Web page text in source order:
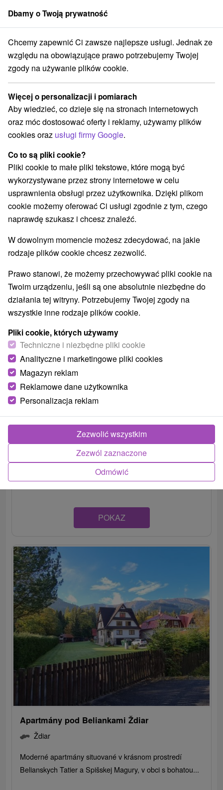
członek grupySorger
Apartmány Východné Slovensko Prešovský kraj Ždiar
Apartmány Ždiar
Kategorie
Wszystkie kategorie
Hotele na Slovacji(7)
Apartmány(16) Chaty na prenájom
Drevenice (26) Penzióny
Wybierz lokalizację lub datę
WSZYSTKO TOP - BESTSELLERY NAJTAŃSZE
Vila Andrea Ždiar
Zrekonštruovaná vila v tichej časti malebnej tatranskej
obce Ždiar ponúka ubytovanie v rodinnom dome v
POKAZ
Apartmány pod Beliankami Ždiar
Ždiar
Moderné apartmány situované v krásnom prostredí
Belianskych Tatier a Spišskej Magury, v obci s bohatou...
Dbamy o Twoją prywatność
Chcemy zapewnić Ci zawsze najlepsze usługi. Jednak ze
względu na obowiązujące prawo potrzebujemy Twojej
zgody na używanie plików cookie.
Więcej o personalizacji i pomiarach
Aby wiedzieć, co dzieje się na stronach internetowych
oraz móc dostosować oferty i reklamy, używamy plików
cookies oraz usługi firmy Google.
Co to są pliki cookie?
Pliki cookie to małe pliki tekstowe, które mogą być
wykorzystywane przez strony internetowe w celu
usprawnienia obsługi przez użytkownika. Dzięki plikom
cookie możemy oferować Ci usługi zgodnie z tym, czego
naprawdę szukasz i chcesz znaleźć.
W dowolnym momencie możesz zdecydować, na jakie
rodzaje plików cookie chcesz zezwolić.
Prawo stanowi, że możemy przechowywać pliki cookie na
Twoim urządzeniu, jeśli są one absolutnie niezbędne do
działania tej witryny. Potrzebujemy Twojej zgody na
wszystkie inne rodzaje plików cookie.
Pliki cookie, których używamy
Techniczne i niezbędne pliki cookie
Analityczne i marketingowe pliki cookies
Magazyn reklam
Reklamowe dane użytkownika
Personalizacja reklam
Odmówić
Zezwól zaznaczone
Zezwolić wszystkim